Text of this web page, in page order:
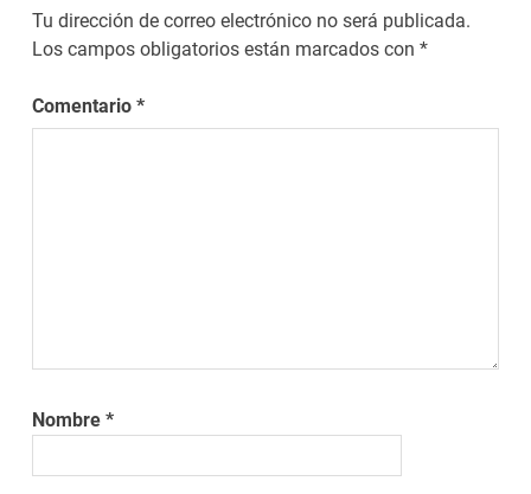
Tu dirección de correo electrónico no será publicada.
Los campos obligatorios están marcados con*
Comentario*
Nombre*